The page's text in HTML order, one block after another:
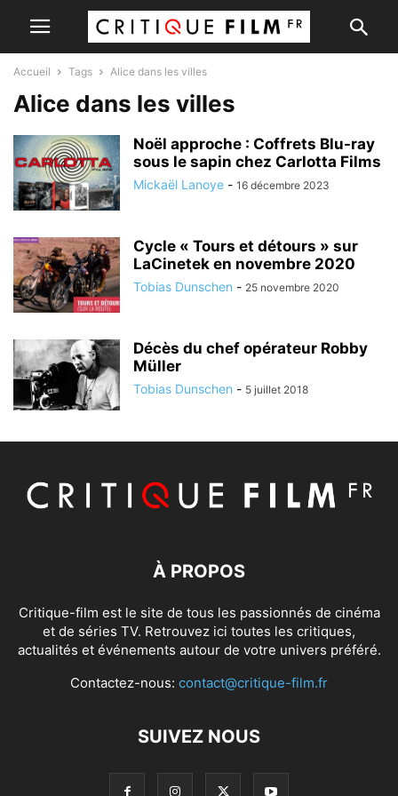
Accueil Tags Alice dans les villes
Alice dans les villes
Noël approche : Coffrets Blu-ray
sous le sapin chez Carlotta Films
Mickaël Lanoye - 16 décembre 2023
Cycle « Tours et détours » sur
LaCinetek en novembre 2020
Tobias Dunschen - 25 novembre 2020
Décès du chef opérateur Robby
Müller
Tobias Dunschen - 5 juillet 2018
À PROPOS
Critique-film est le site de tous les passionnés de cinéma
et de séries TV. Retrouvez ici toutes les critiques,
actualités et événements autour de votre univers préféré.
Contactez-nous: contact@critique-film.fr
SUIVEZ NOUS